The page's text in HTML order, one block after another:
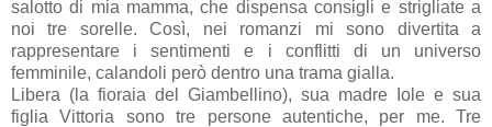
salotto di mia mamma, che dispensa consigli e strigliate a
noi tre sorelle. Così, nei romanzi mi sono divertita a
rappresentare i sentimenti e i conflitti di un universo
femminile, calandoli però dentro una trama gialla.
Libera (la fioraia del Giambellino), sua madre Iole e sua
figlia Vittoria sono tre persone autentiche, per me. Tre